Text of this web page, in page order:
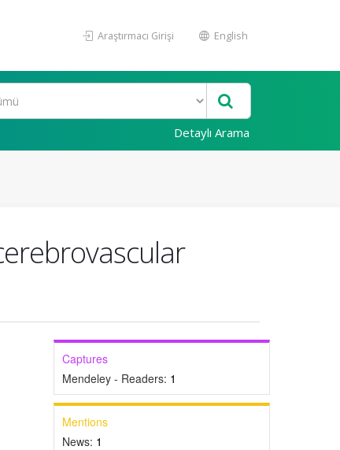
Araştırmacı Girişi English
Detaylı Arama
Captures
Mendeley - Readers: 1
Mentions
News: 1